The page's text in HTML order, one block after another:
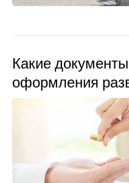
Какие
оформления